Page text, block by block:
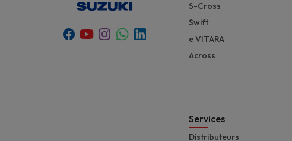
Facebook
YoutubeInstagram
Whatsapp
Linkedin
S-Cross
Swift
e VITARA
Across
Services
Distributeurs